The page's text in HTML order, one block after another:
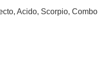
Acido, Scorpio, Combo